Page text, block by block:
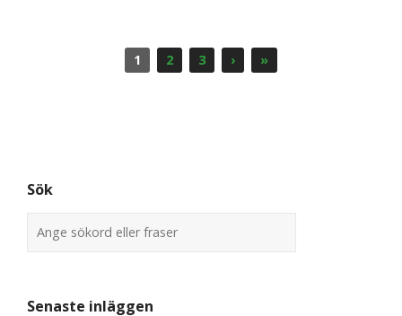
1 2 3 › »
Sök
Senaste inläggen